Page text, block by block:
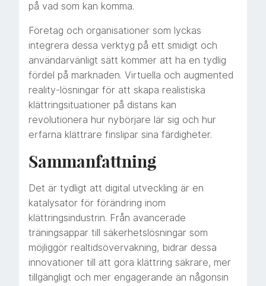
på vad som kan komma.
Företag och organisationer som lyckas
integrera dessa verktyg på ett smidigt och
användarvänligt sätt kommer att ha en tydlig
fördel på marknaden. Virtuella och augmented
reality-lösningar för att skapa realistiska
klättringsituationer på distans kan
revolutionera hur nybörjare lär sig och hur
erfarna klättrare finslipar sina färdigheter.
Sammanfattning
Det är tydligt att digital utveckling är en
katalysator för förändring inom
klättringsindustrin. Från avancerade
träningsappar till säkerhetslösningar som
möjliggör realtidsövervakning, bidrar dessa
innovationer till att göra klättring säkrare, mer
tillgängligt och mer engagerande än någonsin